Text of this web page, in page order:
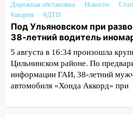
большой фестиваль
мотофристайлом и
«Мураками»
Жару смоет
погоды в Ульяновской
выходные 8-9 августа
13:30 В Ульяновске
Дорожная обстановка Новости
#авария
#ДТП
Под Ульяновском при
38-летний водитель
5 августа в 16:34 произошла
Цильнинском районе. По
информации ГАИ, 38-летний
автомобиля «Хонда Аккорд» при